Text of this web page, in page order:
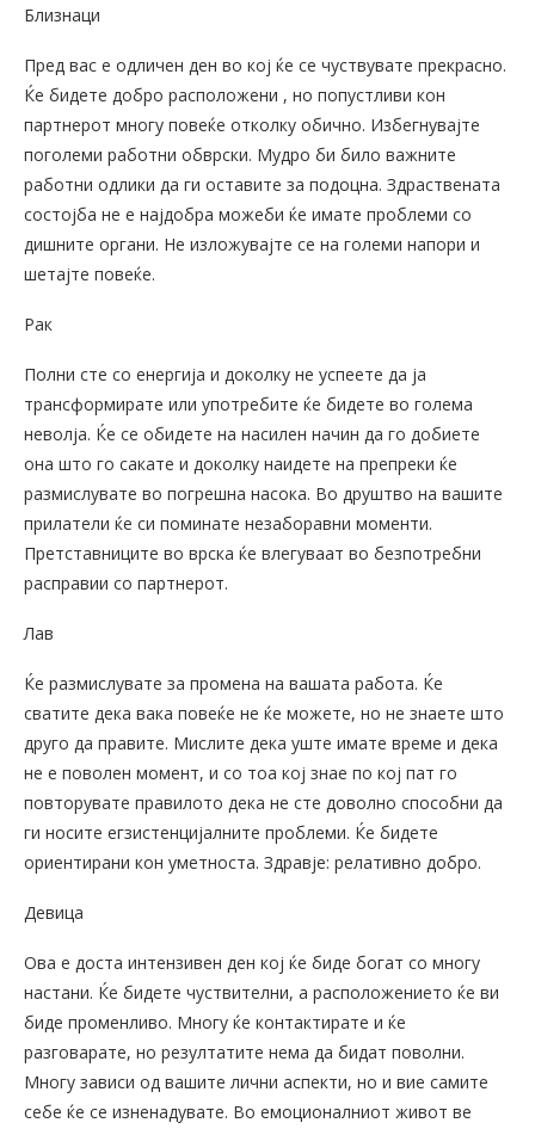
Близнаци
Пред вас е одличен ден во кој ќе се чуствувате прекрасно.
Ќе бидете добро расположени , но попустливи кон
партнерот многу повеќе отколку обично. Избегнувајте
поголеми работни обврски. Мудро би било важните
работни одлики да ги оставите за подоцна. Здраствената
состојба не е најдобра можеби ќе имате проблеми со
дишните органи. Не изложувајте се на големи напори и
шетајте повеќе.
Рак
Полни сте со енергија и доколку не успеете да ја
трансформирате или употребите ќе бидете во голема
неволја. Ќе се обидете на насилен начин да го добиете
она што го сакате и доколку наидете на препреки ќе
размислувате во погрешна насока. Во друштво на вашите
прилатели ќе си поминате незаборавни моменти.
Претставниците во врска ќе влегуваат во безпотребни
расправии со партнерот.
Лав
Ќе размислувате за промена на вашата работа. Ќе
сватите дека вака повеќе не ќе можете, но не знаете што
друго да правите. Мислите дека уште имате време и дека
не е поволен момент, и со тоа кој знае по кој пат го
повторувате правилото дека не сте доволно способни да
ги носите егзистенцијалните проблеми. Ќе бидете
ориентирани кон уметноста. Здравје: релативно добро.
Девица
Ова е доста интензивен ден кој ќе биде богат со многу
настани. Ќе бидете чуствителни, а расположението ќе ви
биде променливо. Многу ќе контактирате и ќе
разговарате, но резултатите нема да бидат поволни.
Многу зависи од вашите лични аспекти, но и вие самите
себе ќе се изненадувате. Во емоционалниот живот ве